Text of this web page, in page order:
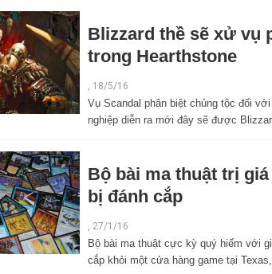
Blizzard thề sẽ xử vụ
trong Hearthstone
, 18/5/16
Vụ Scandal phân biệt chủng tộc đối
nghiệp diễn ra mới đây sẽ được
Bộ bài ma thuật trị
bị đánh cắp
, 27/1/16
Bộ bài ma thuật cực kỳ quý hiếm với
cắp khỏi một cửa hàng game tại